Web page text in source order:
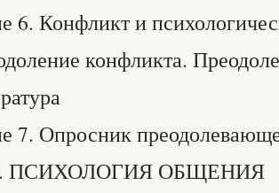
6. Конфликт и
конфликта.
7. Опросник
ПСИХОЛОГИЯ ОБЩЕНИЯ